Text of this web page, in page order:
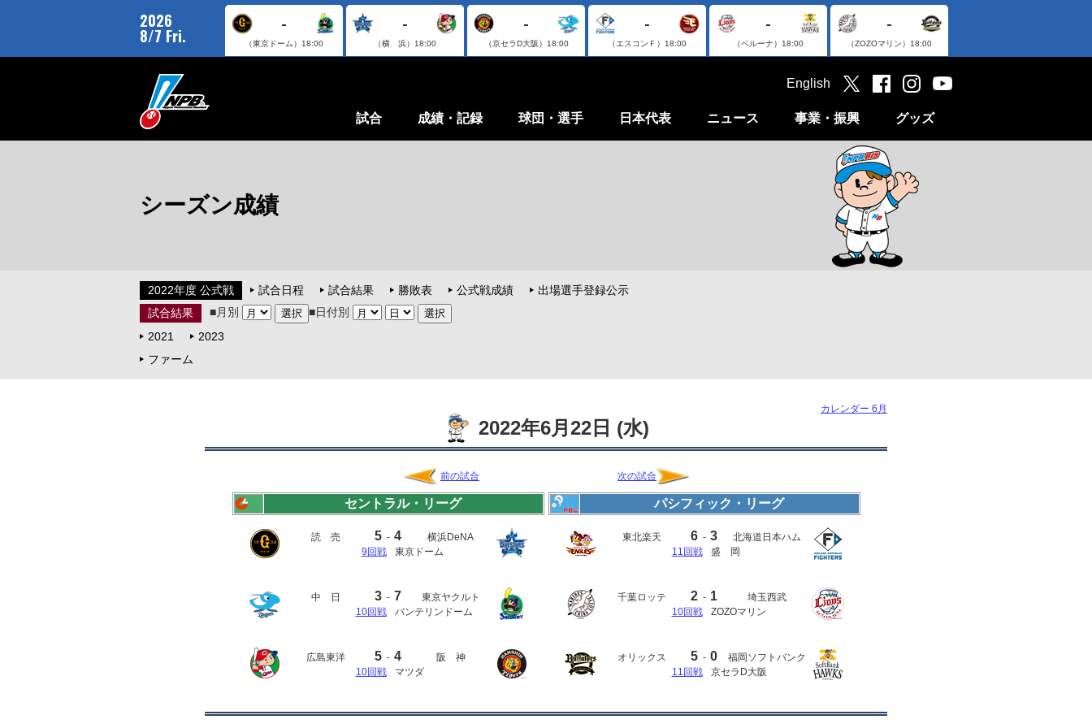
2026
8/7 Fri.
-
（東京ドーム） 18:00
-
（横 浜） 18:00
-
（京セラD大阪） 18:00
-
（エスコンＦ） 18:00
-
（ベルーナ） 18:00
-
（ZOZOマリン） 18:00
試合 成績・記録 球団・選手 日本代表 ニュース 事業・振興 グッズ
English
シーズン成績
2022年度 公式戦 試合日程 試合結果 勝敗表 公式戦成績
出場選手登録公示
試合結果
■月別
■日付別
2021
2023
ファーム
カレンダー 6月
2022年6月22日 (水)
前の試合 次の試合
セントラル・リーグ パシフィック・リーグ
読 売 5 - 4
横浜DeNA
9回戦
東京ドーム
中 日 3 - 7
東京ヤクルト
10回戦
バンテリンドーム
広島東洋 5 - 4
阪 神
10回戦
マツダ
東北楽天 6 - 3
北海道日本ハム
11回戦
盛 岡
千葉ロッテ 2 - 1
埼玉西武
10回戦
ZOZOマリン
オリックス 5 - 0
福岡ソフトバンク
11回戦
京セラD大阪